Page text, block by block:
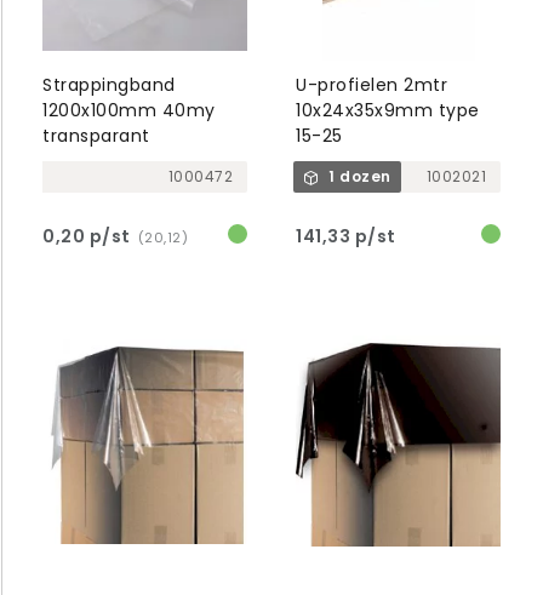
Strappingband
1200x100mm 40my
transparant
1000472
0,20 p/st (20,12)
U-profielen 2mtr
10x24x35x9mm type
15-25
1 dozen 1002021
141,33 p/st